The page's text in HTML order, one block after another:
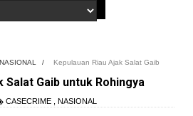
NASIONAL /
Kepulauan Riau Ajak Salat Gaib
Salat Gaib untuk Rohingya
CASECRIME NASIONAL